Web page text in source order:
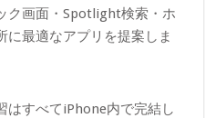
ク画面・Spotlight検索・ホ
に最適なアプリを提案しま
はすべてiPhone内で完結し